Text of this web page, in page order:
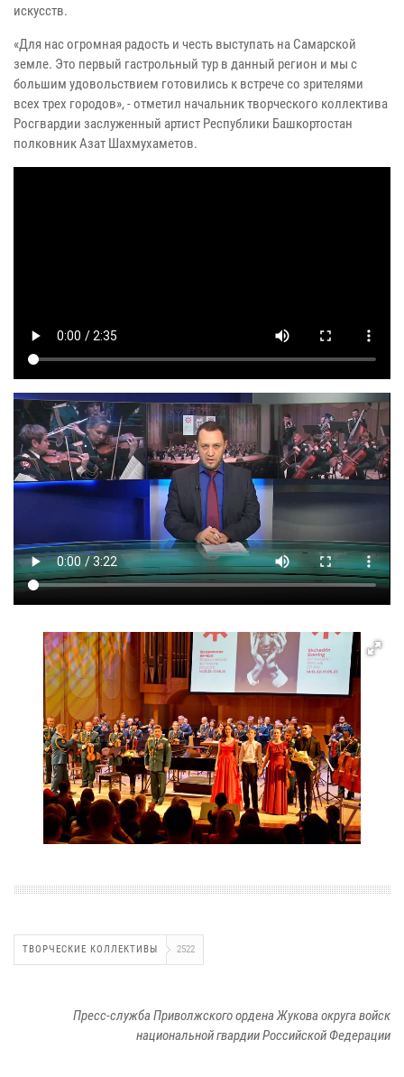
искусств.
«Для нас огромная радость и честь выступать на Самарской
земле. Это первый гастрольный тур в данный регион и мы с
большим удовольствием готовились к встрече со зрителями
всех трех городов», - отметил начальник творческого коллектива
Росгвардии заслуженный артист Республики Башкортостан
полковник Азат Шахмухаметов.
ТВОРЧЕСКИЕ КОЛЛЕКТИВЫ 2522
Пресс-служба Приволжского ордена Жукова округа войск
национальной гвардии Российской Федерации